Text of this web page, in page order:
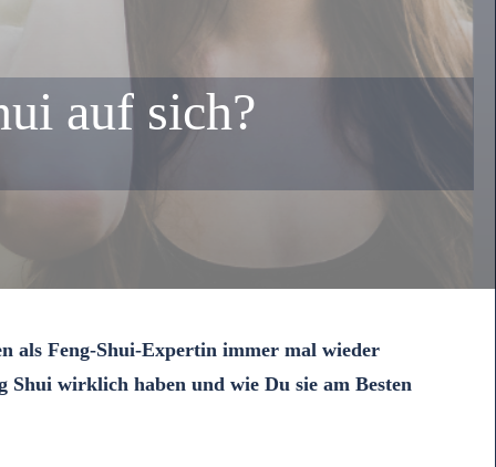
auf sich?
als Feng-Shui-Expertin immer mal wieder
Shui wirklich haben und wie Du sie am Besten